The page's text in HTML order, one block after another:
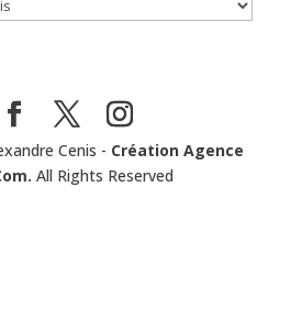
Cenis - Création Agence
All Rights Reserved